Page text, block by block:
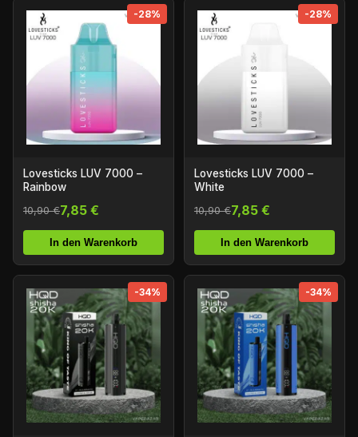
-28%
Lovesticks LUV 7000 –
Rainbow
10,90 €7,85 €
In den Warenkorb
-28%
Lovesticks LUV 7000 –
White
10,90 €7,85 €
In den Warenkorb
-34% -34%